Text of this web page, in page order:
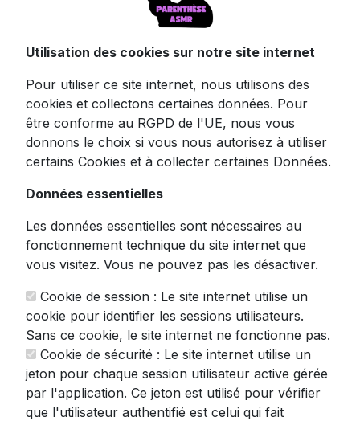
Plongez dans l'ambiance des studios
microphone dynamique au design rétro
emblématique. Ce n'est pas seulement un
équipement audio, c'est une véritable pièce
de style qui ajoutera une touche vintage à
votre setup tout en vous offrant une qualité
sonore irréprochable. 🎙️
Conçu pour les puristes du son, ce
microphone asmrest équipé d'un filtre anti-
pop intégré qui élimine les bruits de souffle
enregistrements d'une pureté cristalline. Sa
directivité cardioïde unidirectionnelle capture
parfaitement votre voix tout en rejetant les
sons indésirables venant des côtés et de
l'arrière.
Caractéristiques techniques:
Utilisation des cookies sur notre site internet
Pour utiliser ce site internet, nous utilisons des
cookies et collectons certaines données. Pour
être conforme au RGPD de l'UE, nous vous
donnons le choix si vous nous autorisez à utiliser
certains Cookies et à collecter certaines Données.
Données essentielles
Les données essentielles sont nécessaires au
fonctionnement technique du site internet que
vous visitez. Vous ne pouvez pas les désactiver.
Cookie de session : Le site internet utilise un
cookie pour identifier les sessions utilisateurs.
Sans ce cookie, le site internet ne fonctionne pas.
Cookie de sécurité : Le site internet utilise un
jeton pour chaque session utilisateur active gérée
par l'application. Ce jeton est utilisé pour vérifier
que l'utilisateur authentifié est celui qui fait